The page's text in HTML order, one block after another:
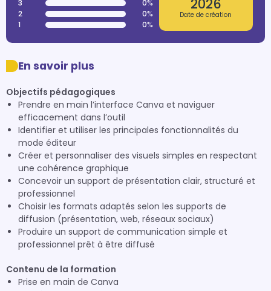
3
0%
2
0%
1
0%
2026
Date de création
En savoir plus
Objectifs pédagogiques
Prendre en main l’interface Canva et naviguer
efficacement dans l’outil
Identifier et utiliser les principales fonctionnalités du
mode éditeur
Créer et personnaliser des visuels simples en respectant
une cohérence graphique
Concevoir un support de présentation clair, structuré et
professionnel
Choisir les formats adaptés selon les supports de
diffusion (présentation, web, réseaux sociaux)
Produire un support de communication simple et
professionnel prêt à être diffusé
Contenu de la formation
Prise en main de Canva